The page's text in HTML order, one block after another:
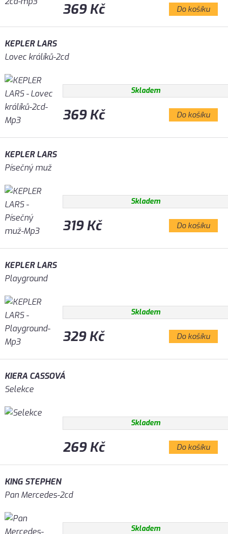
369 Kč Do košíku
KEPLER LARS
Lovec králíků-2cd
Skladem
369 Kč Do košíku
KEPLER LARS
Písečný muž
Skladem
319 Kč Do košíku
KEPLER LARS
Playground
Skladem
329 Kč Do košíku
KIERA CASSOVÁ
Selekce
Skladem
269 Kč Do košíku
KING STEPHEN
Pan Mercedes-2cd
Skladem